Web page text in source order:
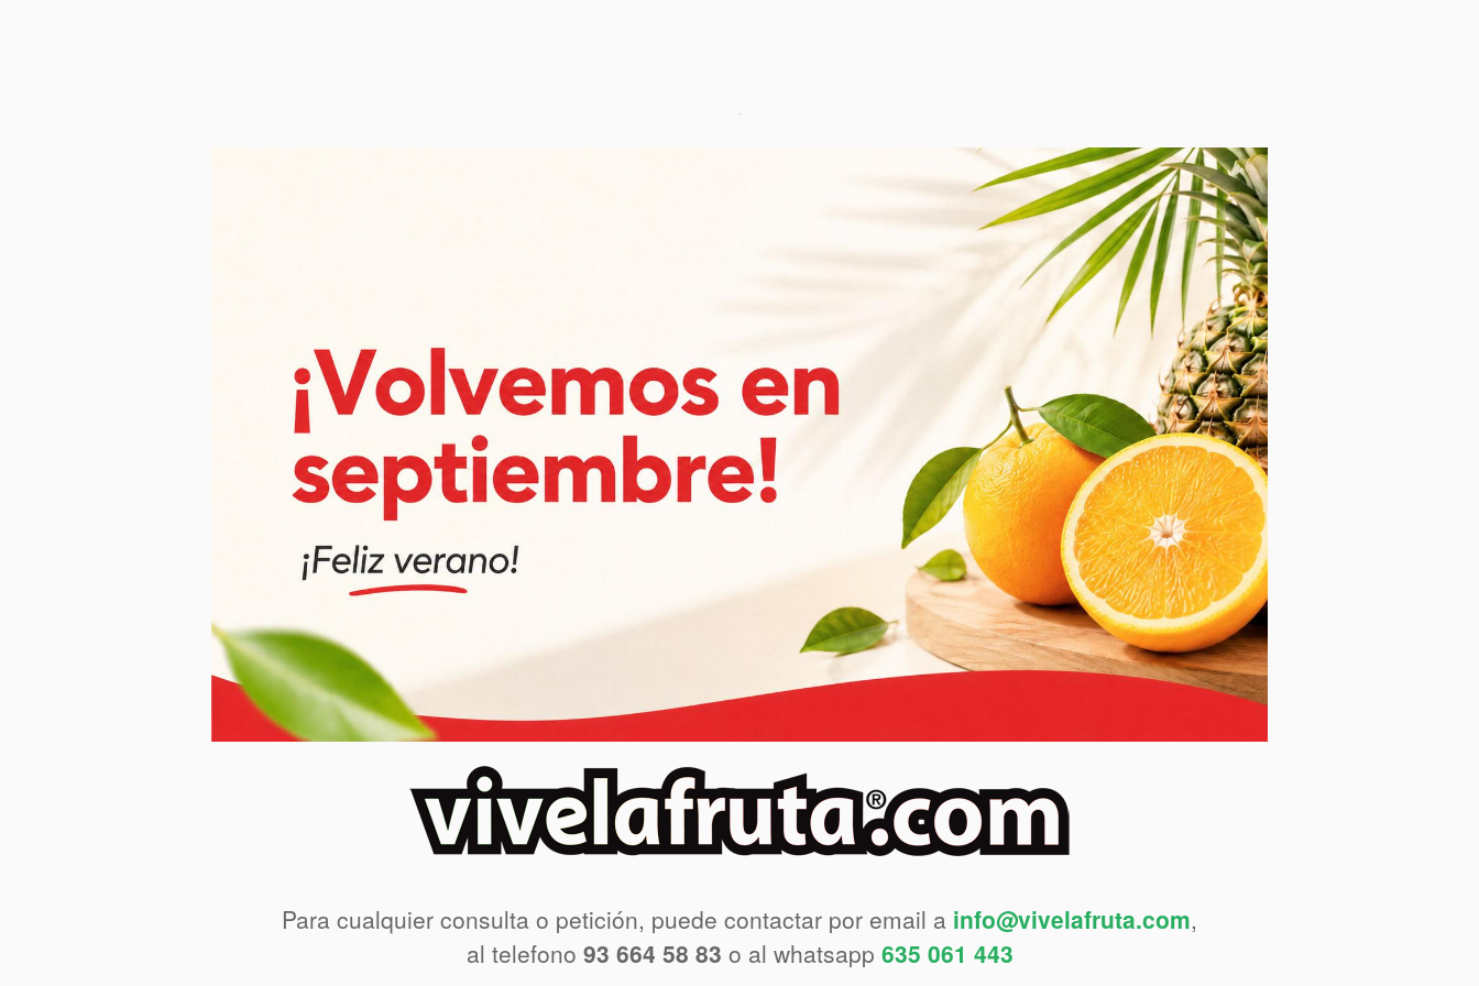
Para cualquier consulta o petición, puede contactar por email a info@vivelafruta.com,
al telefono 93 664 58 83 o al whatsapp 635 061 443